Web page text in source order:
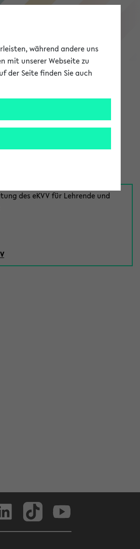
eKVV
des eKVV für Lehrende und
während andere uns
mit unserer Webseite zu
der Seite finden Sie auch